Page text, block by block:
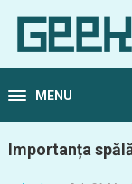
MENU
Importanța